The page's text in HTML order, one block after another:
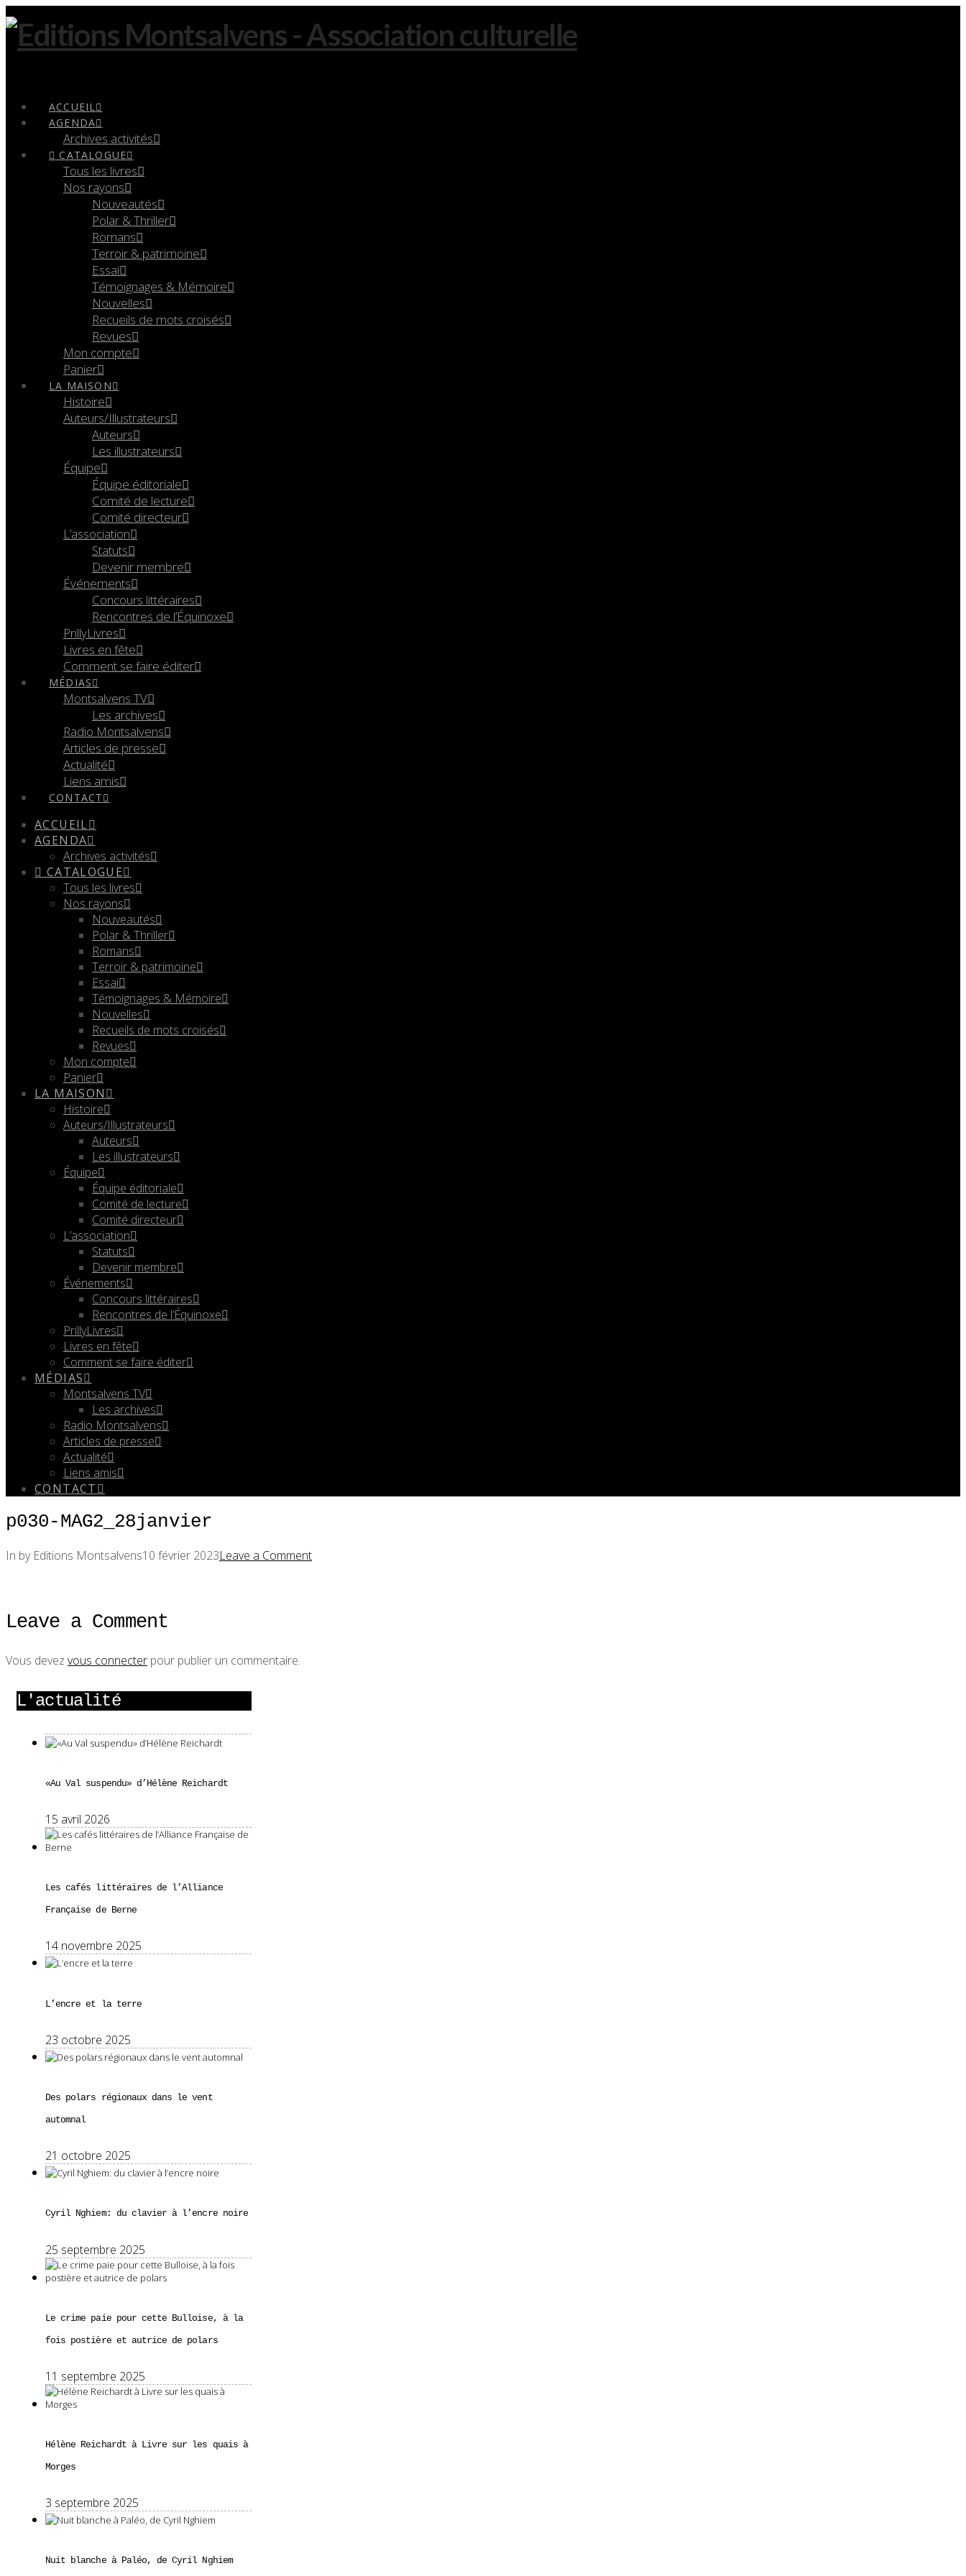
ACCUEIL
AGENDA
Archives activités
CATALOGUE
Tous les livres
Nos rayons
Nouveautés
Polar & Thriller
Romans
Terroir & patrimoine
Essai
Témoignages & Mémoire
Nouvelles
Recueils de mots croisés
Revues
Mon compte
Panier
LA MAISON
Histoire
Auteurs/Illustrateurs
Auteurs
Les illustrateurs
Équipe
Équipe éditoriale
Comité de lecture
Comité directeur
L’association
Statuts
Devenir membre
Événements
Concours littéraires
Rencontres de l’Équinoxe
PrillyLivres
Livres en fête
Comment se faire éditer
MÉDIAS
Montsalvens TV
Les archives
Radio Montsalvens
Articles de presse
Actualité
Liens amis
CONTACT
ACCUEIL
AGENDA
Archives activités
CATALOGUE
Tous les livres
Nos rayons
Nouveautés
Polar & Thriller
Romans
Terroir & patrimoine
Essai
Témoignages & Mémoire
Nouvelles
Recueils de mots croisés
Revues
Mon compte
Panier
LA MAISON
Histoire
Auteurs/Illustrateurs
Auteurs
Les illustrateurs
Équipe
Équipe éditoriale
Comité de lecture
Comité directeur
L’association
Statuts
Devenir membre
Événements
Concours littéraires
Rencontres de l’Équinoxe
PrillyLivres
Livres en fête
Comment se faire éditer
MÉDIAS
Montsalvens TV
Les archives
Radio Montsalvens
Articles de presse
Actualité
Liens amis
CONTACT
p030-MAG2_28janvier
In by Editions Montsalvens10 février 2023Leave a Comment
Leave a Comment
Vous devez vous connecter pour publier un commentaire.
L'actualité
«Au Val suspendu» d’Hélène Reichardt
15 avril 2026
Les cafés littéraires de l’Alliance
Française de Berne
14 novembre 2025
L’encre et la terre
23 octobre 2025
Des polars régionaux dans le vent
automnal
21 octobre 2025
Cyril Nghiem: du clavier à l’encre noire
25 septembre 2025
Le crime paie pour cette Bulloise, à la
fois postière et autrice de polars
11 septembre 2025
Hélène Reichardt à Livre sur les quais à
Morges
3 septembre 2025
Nuit blanche à Paléo, de Cyril Nghiem